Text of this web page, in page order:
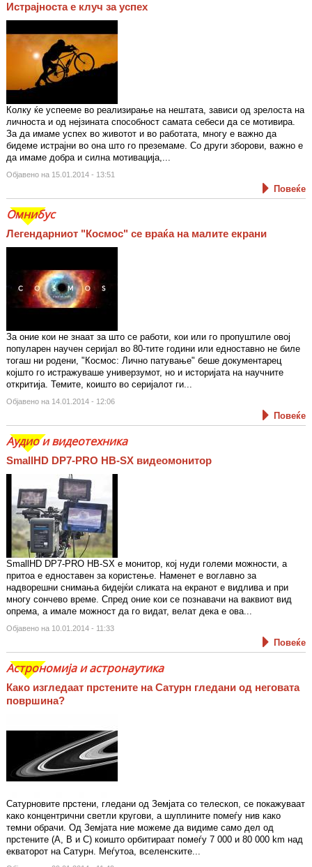
Истрајноста е клуч за успех
Колку ќе успееме во реализирање на нештата, зависи од зрелоста на
личноста и од нејзината способност самата себеси да се мотивира.
За да имаме успех во животот и во работата, многу е важно да
бидеме истрајни во она што го преземаме. Со други зборови, важно е
да имаме добра и силна мотивација,...
Објавено на 15.01.2014 - 13:51
Повеќе
Омнибус
Легендарниот "Космос" се враќа на малите екрани
За оние кои не знаат за што се работи, кои или го пропуштиле овој
популарен научен серијал во 80-тите години или едноставно не биле
тогаш ни родени, "Космос: Лично патување" беше документарец
којшто го истражуваше универзумот, но и историјата на научните
откритија. Темите, коишто во серијалот ги...
Објавено на 14.01.2014 - 12:06
Повеќе
Аудио и видеотехника
SmallHD DP7-PRO HB-SX видеомонитор
SmallHD DP7-PRO HB-SX е монитор, кој нуди големи можности, а
притоа е едноставен за користење. Наменет е воглавно за
надворешни снимања бидејќи сликата на екранот е видлива и при
многу сончево време. Спред оние кои се познавачи на ваквиот вид
опрема, а имале можност да го видат, велат дека е ова...
Објавено на 10.01.2014 - 11:33
Повеќе
Астрономија и астронаутика
Како изгледаат прстените на Сатурн гледани од неговата
површина?
Сатурновите прстени, гледани од Земјата со телескоп, се покажуваат
како концентрични светли кругови, а шуплините помеѓу нив како
темни обрачи. Од Земјата ние можеме да видиме само дел од
прстените (A, B и C) коишто орбитираат помеѓу 7 000 и 80 000 km над
екваторот на Сатурн. Меѓутоа, вселенските...